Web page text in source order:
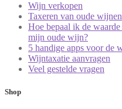
Wijn verkopen
Taxeren van oude wijnen
Hoe bepaal ik de waarde
mijn oude wijn?
5 handige apps voor de
Wijntaxatie aanvragen
Veel gestelde vragen
Shop